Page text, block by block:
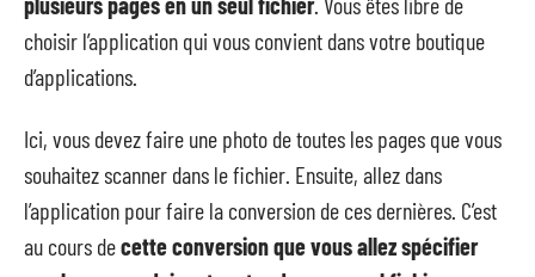
choisir l’application qui vous convient dans votre boutique
d’applications.
Ici, vous devez faire une photo de toutes les pages que vous
souhaitez scanner dans le fichier. Ensuite, allez dans
l’application pour faire la conversion de ces dernières. C’est
au cours decette conversion que vous allez spécifier